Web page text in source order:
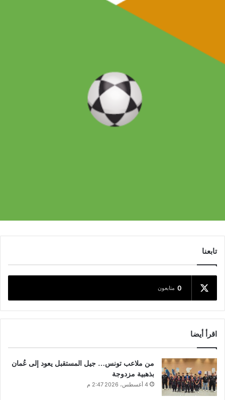
تابعنا
0 متابعون
اقرأ أيضا
من ملاعب تونس… جيل المستقبل يعود إلى عُمان
بذهبية مزدوجة
4 أغسطس، 2026 2:47 م